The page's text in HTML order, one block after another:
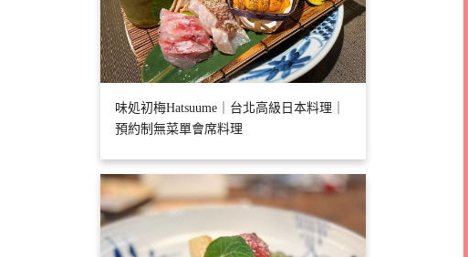
味処初梅Hatsuume｜台北高級日本料理｜
預約制無菜單會席料理